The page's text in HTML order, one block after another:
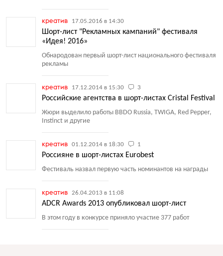
креатив 17.05.2016 в 14:30
Шорт-лист "Рекламных кампаний" фестиваля
«Идея! 2016»
Обнародован первый шорт-лист национального фестиваля
рекламы
креатив 17.12.2014 в 15:30 3
Российские агентства в шорт-листах Cristal Festival
Жюри выделило работы BBDO Russia, TWIGA, Red Pepper,
Instinct и другие
креатив 01.12.2014 в 18:30 1
Россияне в шорт-листах Eurobest
Фестиваль назвал первую часть номинантов на награды
креатив 26.04.2013 в 11:08
ADCR Awards 2013 опубликовал шорт-лист
В этом году в конкурсе приняло участие 377 работ